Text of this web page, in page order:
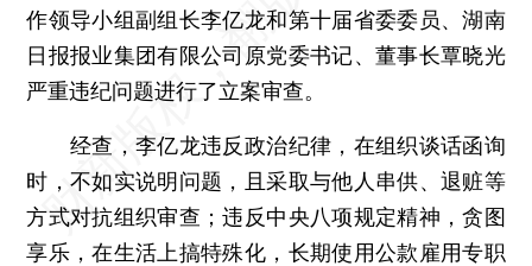
作领导小组副组长李亿龙和第十届省委委员、湖南
日报报业集团有限公司原党委书记、董事长覃晓光
严重违纪问题进行了立案审查。
经查，李亿龙违反政治纪律，在组织谈话函询
时，不如实说明问题，且采取与他人串供、退赃等
方式对抗组织审查；违反中央八项规定精神，贪图
享乐，在生活上搞特殊化，长期使用公款雇用专职